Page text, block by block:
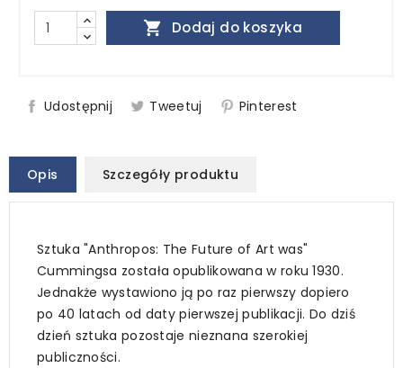
 Dodaj do koszyka
Udostępnij Tweetuj Pinterest
Opis Szczegóły produktu
Sztuka "Anthropos: The Future of Art was"
Cummingsa została opublikowana w roku 1930.
Jednakże wystawiono ją po raz pierwszy dopiero
po 40 latach od daty pierwszej publikacji. Do dziś
dzień sztuka pozostaje nieznana szerokiej
publiczności.